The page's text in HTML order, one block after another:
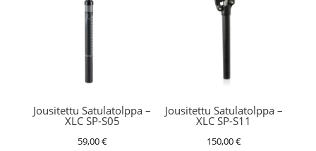
Jousitettu Satulatolppa –
XLC SP-S05
59,00€
Jousitettu Satulatolppa –
XLC SP-S11
150,00€